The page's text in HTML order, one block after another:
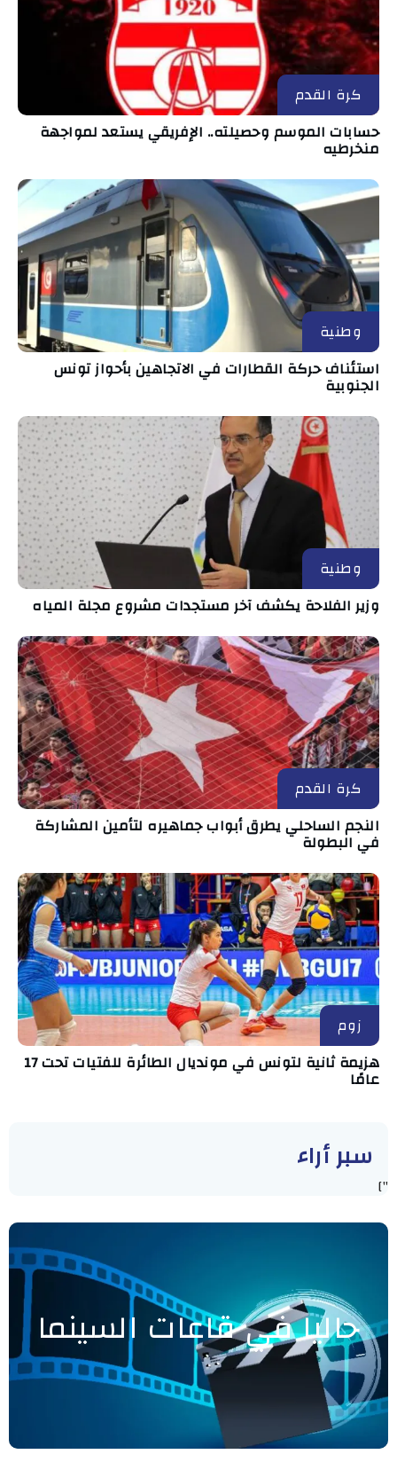
كرة القدم
حسابات الموسم وحصيلته.. الإفريقي يستعد لمواجهة
منخرطيه
وطنية
استئناف حركة القطارات في الاتجاهين بأحواز تونس
الجنوبية
وطنية
وزير الفلاحة يكشف آخر مستجدات مشروع مجلة المياه
كرة القدم
النجم الساحلي يطرق أبواب جماهيره لتأمين المشاركة
في البطولة
زوم
هزيمة ثانية لتونس في مونديال الطائرة للفتيات تحت 17
عامًا
سبر أراء
"]
حاليا في قاعات السينما